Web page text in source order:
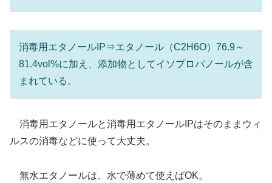
消毒用エタノールIP⇒エタノール（C2H6O）76.9～
81.4vol%に加え、添加物としてイソプロパノールが含
まれている。
消毒用エタノールと消毒用エタノールIPはそのままウィ
ルスの消毒などに使って大丈夫。
無水エタノールは、水で薄めて使えばOK。